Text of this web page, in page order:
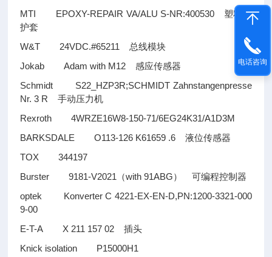
MTI EPOXY-REPAIR VA/ALU S-NR:400530 塑料保
护套
W&T 24VDC.#65211 总线模块
Jokab Adam with M12感应传感器
Schmidt S22_HZP3R;SCHMIDT Zahnstangenpresse
Nr. 3 R手动压力机
Rexroth 4WRZE16W8-150-71/6EG24K31/A1D3M
BARKSDALE O113-126 K61659 .6液位传感器
TOX 344197
Burster 9181-V2021 （with 91ABG） 可编程控制器
optek Konverter C 4221-EX-EN-D,PN:1200-3321-000
9-00
E-T-A X 211 157 02插头
Knick isolation P15000H1
电话咨询